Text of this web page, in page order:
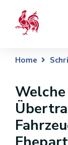
Home